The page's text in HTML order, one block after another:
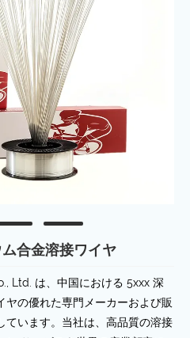
合金溶接ワイヤ
Ltd. は、中国における 5xxx 深
の優れた専門メーカーおよび販
ています。当社は、高品質の溶接